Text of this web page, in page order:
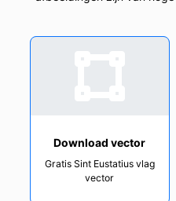
Download vector
Gratis Sint Eustatius vlag
vector